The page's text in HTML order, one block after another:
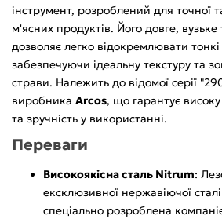
інструмент, розроблений для точної
м'ясних продуктів. Його довге, вузьке
дозволяє легко відокремлювати
забезпечуючи ідеальну текстуру та
страви. Належить до відомої серії
виробника Arcos, що гарантує високу
та зручність у використанні.
Переваги
Високоякісна сталь Nitrum:
ексклюзивної нержавіючої сталі
спеціально розроблена